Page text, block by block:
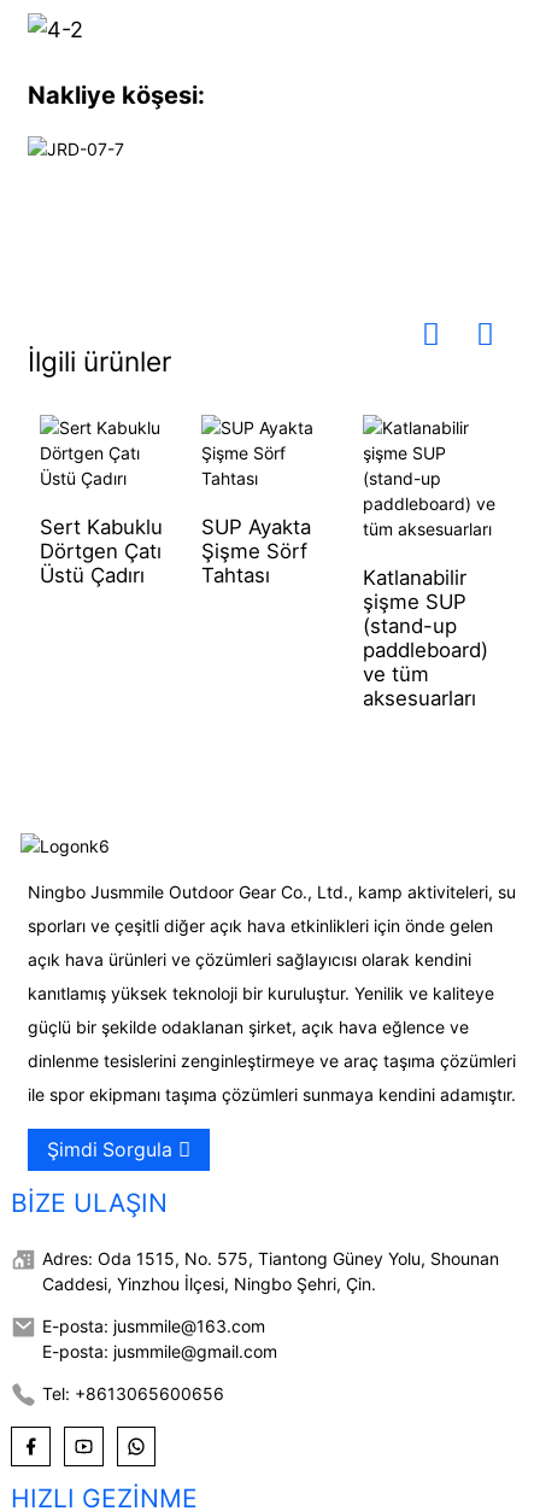
Nakliye köşesi:
İlgili ürünler
Sert Kabuklu
Dörtgen Çatı
Üstü Çadırı
SUP Ayakta
Şişme Sörf
Tahtası
Katlanabilir
şişme SUP
(stand-up
paddleboard)
ve tüm
aksesuarları
Ningbo Jusmmile Outdoor Gear Co., Ltd., kamp aktiviteleri, su
sporları ve çeşitli diğer açık hava etkinlikleri için önde gelen
açık hava ürünleri ve çözümleri sağlayıcısı olarak kendini
kanıtlamış yüksek teknoloji bir kuruluştur. Yenilik ve kaliteye
güçlü bir şekilde odaklanan şirket, açık hava eğlence ve
dinlenme tesislerini zenginleştirmeye ve araç taşıma çözümleri
ile spor ekipmanı taşıma çözümleri sunmaya kendini adamıştır.
Şimdi Sorgula
BIZE ULAŞIN
Adres: Oda 1515, No. 575, Tiantong Güney Yolu, Shounan
Caddesi, Yinzhou İlçesi, Ningbo Şehri, Çin.
E-posta: jusmmile@163.com
E-posta: jusmmile@gmail.com
Tel: +8613065600656
HIZLI GEZINME